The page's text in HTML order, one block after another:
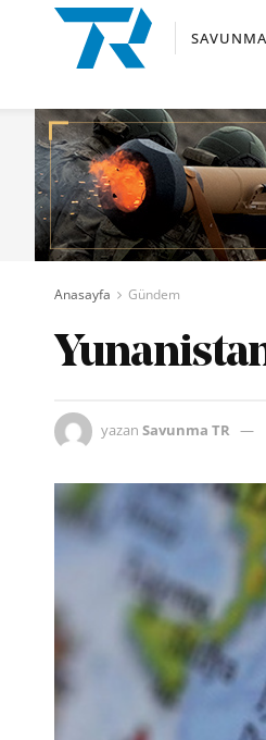
Anasayfa Gündem
yazan Savunma TR